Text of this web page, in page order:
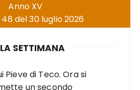
Anno XV
del 30 luglio 2026
SETTIMANA
Pieve di Teco. Ora si
un secondo